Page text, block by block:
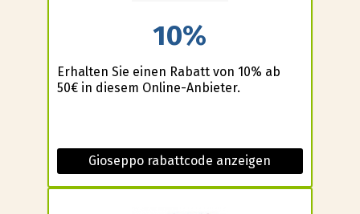
10%
Erhalten Sie einen Rabatt von 10% ab
50€ in diesem Online-Anbieter.
Gioseppo rabattcode anzeigen